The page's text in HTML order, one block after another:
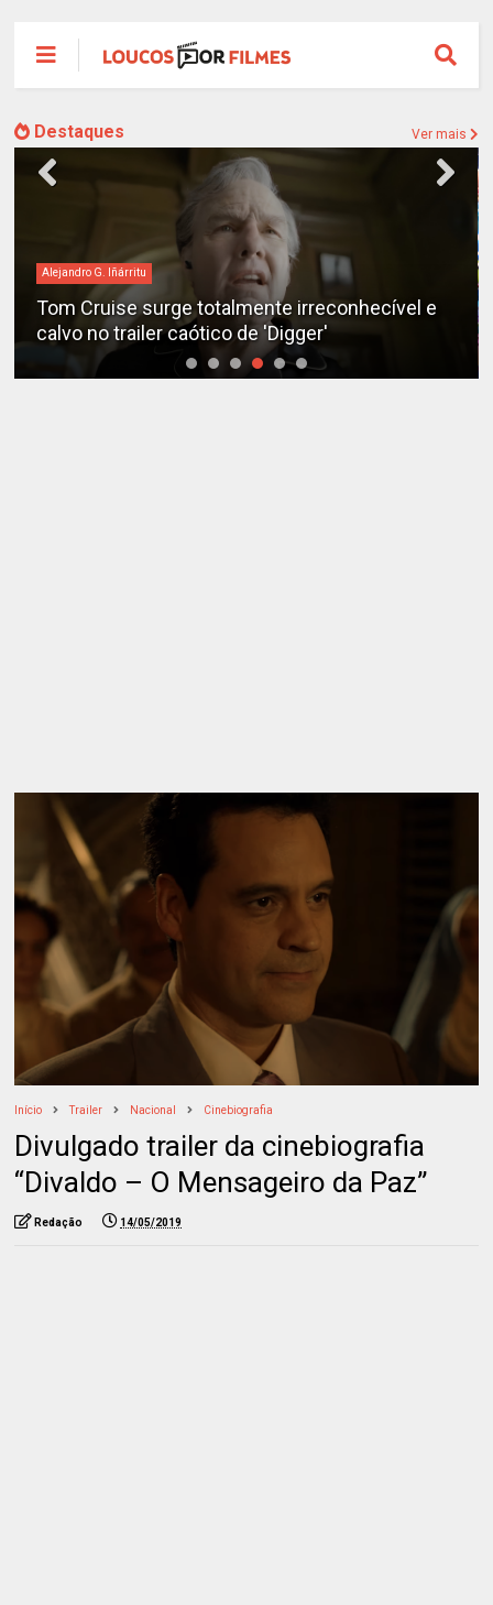
Destaques Ver mais
Alejandro G. Iñárritu
Tom Cruise surge totalmente irreconhecível e
calvo no trailer caótico de 'Digger'
Início Trailer Nacional Cinebiografia
Divulgado trailer da cinebiografia
“Divaldo – O Mensageiro da Paz”
Redação 14/05/2019